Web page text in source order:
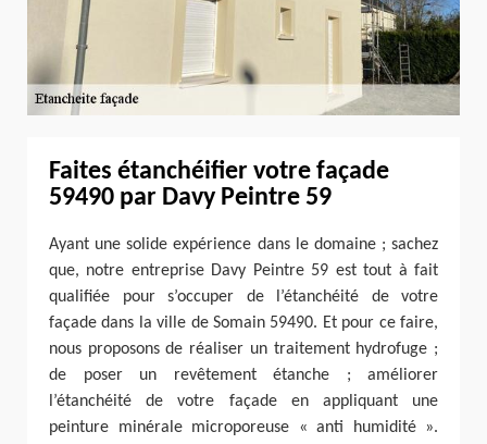
Faites étanchéifier votre façade
59490 par Davy Peintre 59
Ayant une solide expérience dans le domaine ; sachez
que, notre entreprise Davy Peintre 59 est tout à fait
qualifiée pour s’occuper de l’étanchéité de votre
façade dans la ville de Somain 59490. Et pour ce faire,
nous proposons de réaliser un traitement hydrofuge ;
de poser un revêtement étanche ; améliorer
l’étanchéité de votre façade en appliquant une
peinture minérale microporeuse « anti humidité ».